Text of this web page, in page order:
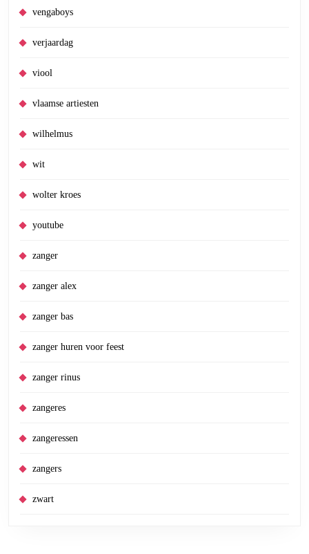
vengaboys
verjaardag
viool
vlaamse artiesten
wilhelmus
wit
wolter kroes
youtube
zanger
zanger alex
zanger bas
zanger huren voor feest
zanger rinus
zangeres
zangeressen
zangers
zwart